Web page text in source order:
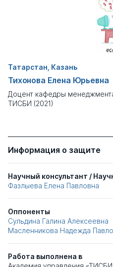
Татарстан, Казань
Тихонова Елена Юрьевна
Доцент кафедры
ТИСБИ (2021)
Информация о защите
Научный консультант /
Фазлыева Елена Павловна
Оппоненты
Сульдина Галина Алексеевна
Масленникова Надежда
Работа выполнена в